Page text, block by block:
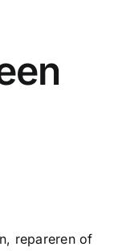
repareren of